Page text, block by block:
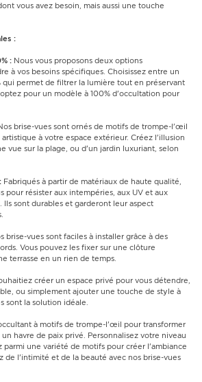
vous avez besoin, mais aussi une touche
:
: Nous vous proposons deux options
à vos besoins spécifiques. Choisissez entre un
qui permet de filtrer la lumière tout en préservant
pour un modèle à 100% d'occultation pour
brise-vues sont ornés de motifs de trompe-l'œil
à votre espace extérieur. Créez l'illusion
vue sur la plage, ou d'un jardin luxuriant, selon
Fabriqués à partir de matériaux de haute qualité,
pour résister aux intempéries, aux UV et aux
Ils sont durables et garderont leur aspect
brise-vues sont faciles à installer grâce à des
Vous pouvez les fixer sur une clôture
terrasse en un rien de temps.
créer un espace privé pour vous détendre,
ou simplement ajouter une touche de style à
sont la solution idéale.
à motifs de trompe-l'œil pour transformer
havre de paix privé. Personnalisez votre niveau
parmi une variété de motifs pour créer l'ambiance
de l'intimité et de la beauté avec nos brise-vues